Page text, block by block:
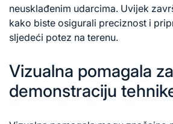
neusklađenim udarcima. Uvijek
kako biste osigurali preciznost i
sljedeći potez na terenu.
Vizualna pomagala za
demonstraciju